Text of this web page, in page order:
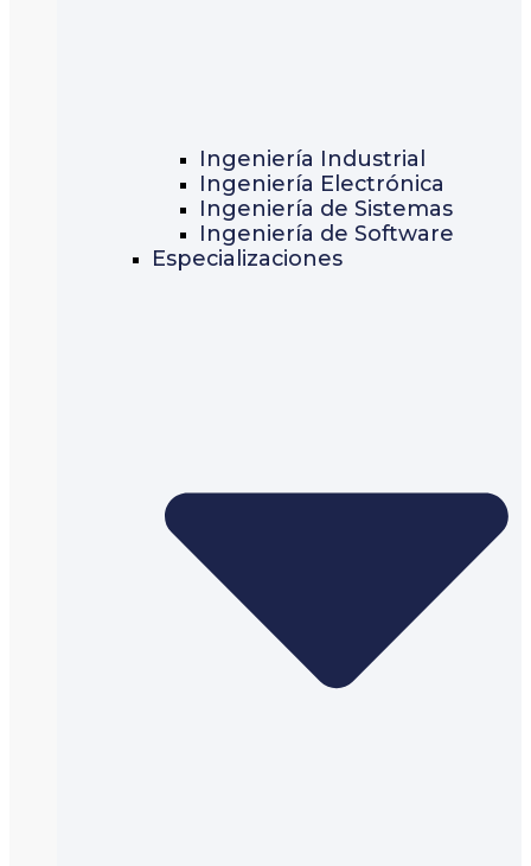
Ingeniería Industrial
Ingeniería Electrónica
Ingeniería de Sistemas
Ingeniería de Software
Especializaciones